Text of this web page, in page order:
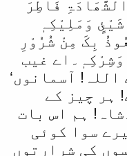
فَاطِرَ
وَمَلِیْکِہٖ
بِکَ مِنْ شُرُوْرِ
غیب
آسمانوں‘
ہر چیز کے
ہم اس بات
سوا کوئی
کی شرارتوں